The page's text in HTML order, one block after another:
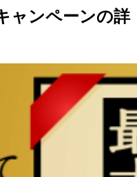
ャンペーンの詳